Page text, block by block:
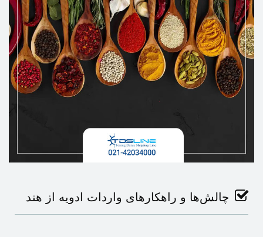
چالش‌ها و راهکارهای واردات ادویه از هند